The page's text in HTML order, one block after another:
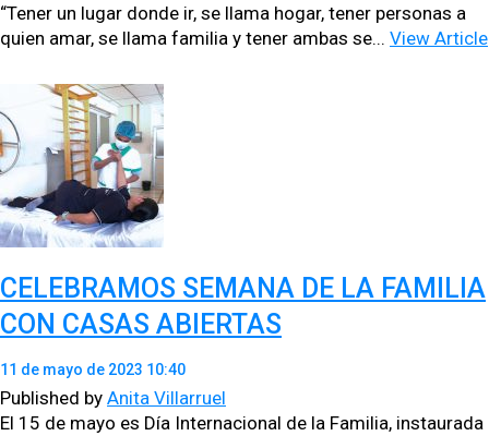
“Ten­er un lugar donde ir, se lla­ma hog­ar, ten­er per­sonas a
quien amar, se lla­ma famil­ia y ten­er ambas se... View Article
CELEBRAMOS SEMANA DE LA FAMILIA
CON CASAS ABIERTAS
11 de mayo de 2023 10:40
Published by Anita Villarruel
El 15 de mayo es Día Inter­na­cional de la Famil­ia, instau­ra­da